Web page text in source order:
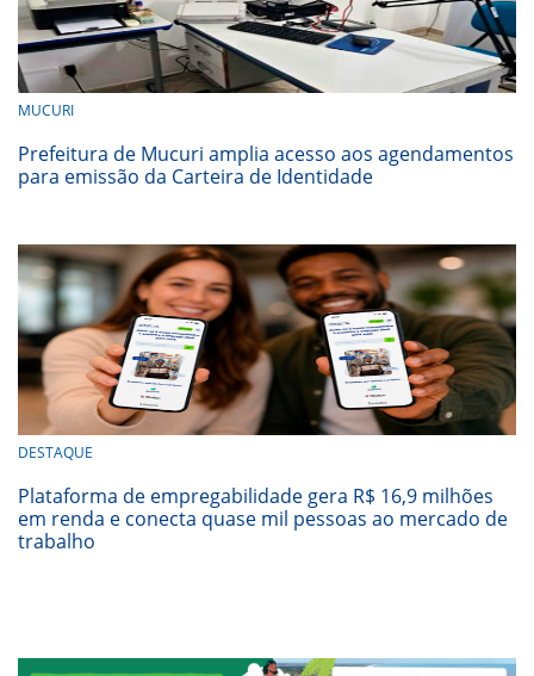
MUCURI
Prefeitura de Mucuri amplia acesso aos agendamentos
para emissão da Carteira de Identidade
DESTAQUE
Plataforma de empregabilidade gera R$ 16,9 milhões
em renda e conecta quase mil pessoas ao mercado de
trabalho